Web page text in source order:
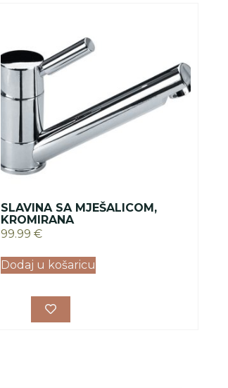
SLAVINA SA MJEŠALICOM,
KROMIRANA
99.99 €
Dodaj u košaricu